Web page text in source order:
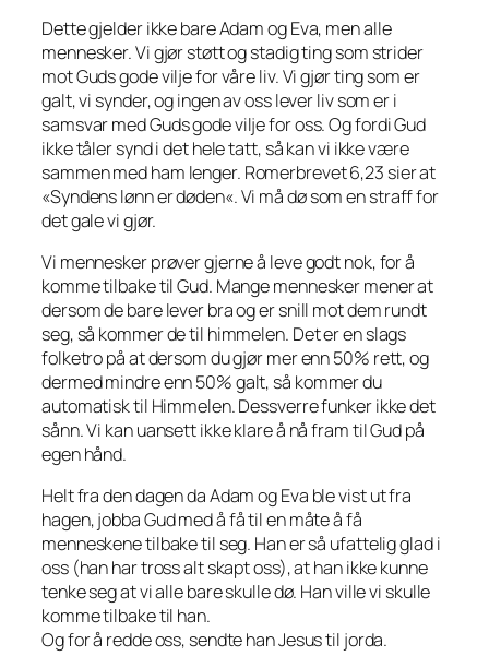
Dette gjelder ikke bare Adam og Eva, men alle
mennesker. Vi gjør støtt og stadig ting som strider
mot Guds gode vilje for våre liv. Vi gjør ting som er
galt, vi synder, og ingen av oss lever liv som er i
samsvar med Guds gode vilje for oss. Og fordi Gud
ikke tåler synd i det hele tatt, så kan vi ikke være
sammen med ham lenger. Romerbrevet 6,23 sier at
«Syndens lønn er døden«. Vi må dø som en straff for
det gale vi gjør.
Vi mennesker prøver gjerne å leve godt nok, for å
komme tilbake til Gud. Mange mennesker mener at
dersom de bare lever bra og er snill mot dem rundt
seg, så kommer de til himmelen. Det er en slags
folketro på at dersom du gjør mer enn 50% rett, og
dermed mindre enn 50% galt, så kommer du
automatisk til Himmelen. Dessverre funker ikke det
sånn. Vi kan uansett ikke klare å nå fram til Gud på
egen hånd.
Helt fra den dagen da Adam og Eva ble vist ut fra
hagen, jobba Gud med å få til en måte å få
menneskene tilbake til seg. Han er så ufattelig glad i
oss (han har tross alt skapt oss), at han ikke kunne
tenke seg at vi alle bare skulle dø. Han ville vi skulle
komme tilbake til han.
Og for å redde oss, sendte han Jesus til jorda.